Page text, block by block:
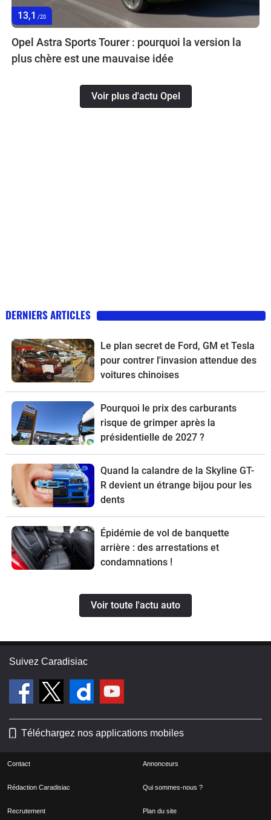
13,1 /20
Opel Astra Sports Tourer : pourquoi la version la
plus chère est une mauvaise idée
Voir plus d'actu Opel
DERNIERS ARTICLES
Le plan secret de Ford, GM et Tesla
pour contrer l'invasion attendue des
voitures chinoises
Pourquoi le prix des carburants
risque de grimper après la
présidentielle de 2027 ?
Quand la calandre de la Skyline GT-
R devient un étrange bijou pour les
dents
Épidémie de vol de banquette
arrière : des arrestations et
condamnations !
Voir toute l'actu auto
Suivez Caradisiac
Téléchargez nos applications mobiles
Contact Annonceurs
Rédaction Caradisiac Qui sommes-nous ?
Recrutement Plan du site